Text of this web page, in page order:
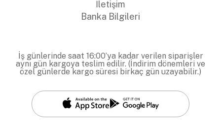
İletişim
Banka Bilgileri
İş günlerinde saat 16:00’ya kadar verilen siparişler
aynı gün kargoya teslim edilir. (İndirim dönemleri ve
özel günlerde kargo süresi birkaç gün uzayabilir.)